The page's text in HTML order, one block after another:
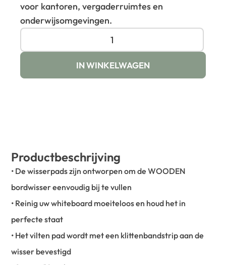
voor kantoren, vergaderruimtes en
onderwijsomgevingen.
IN WINKELWAGEN
Productbeschrijving
• De wisserpads zijn ontworpen om de WOODEN
bordwisser eenvoudig bij te vullen
• Reinig uw whiteboard moeiteloos en houd het in
perfecte staat
• Het vilten pad wordt met een klittenbandstrip aan de
wisser bevestigd